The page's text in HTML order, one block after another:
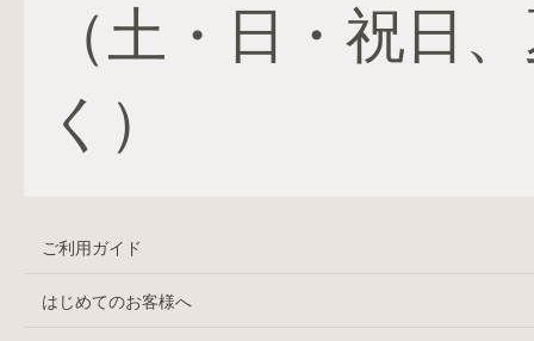
（土・日・祝日
く）
ご利用ガイド
はじめてのお客様へ